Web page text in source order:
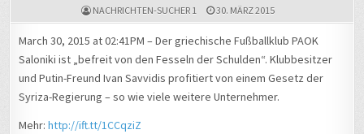
NACHRICHTEN-SUCHER 1 30. MÄRZ 2015
March 30, 2015 at 02:41PM – Der griechische Fußballklub PAOK
Saloniki ist „befreit von den Fesseln der Schulden“. Klubbesitzer
und Putin-Freund Ivan Savvidis profitiert von einem Gesetz der
Syriza-Regierung – so wie viele weitere Unternehmer.
Mehr:http://ift.tt/1CCqziZ